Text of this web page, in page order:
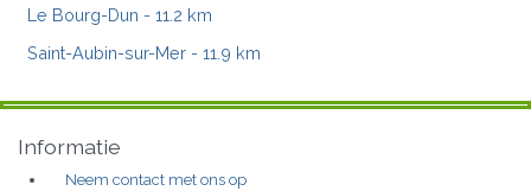
Le Bourg-Dun - 11.2 km
Saint-Aubin-sur-Mer - 11.9 km
Informatie
Neem contact met ons op